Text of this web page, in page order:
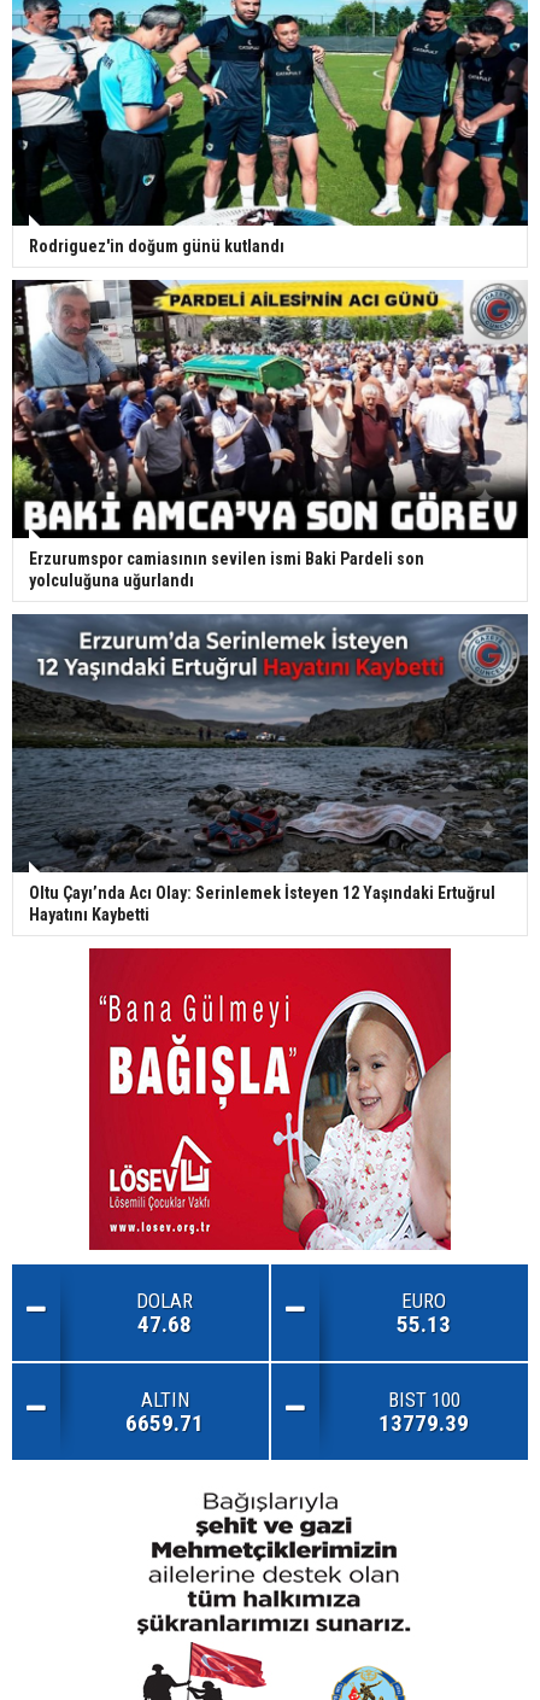
Rodriguez'in doğum günü kutlandı
Erzurumspor camiasının sevilen ismi Baki Pardeli son
yolculuğuna uğurlandı
Oltu Çayı’nda Acı Olay: Serinlemek İsteyen 12 Yaşındaki Ertuğrul
Hayatını Kaybetti
DOLAR
47.68
EURO
55.13
ALTIN
6659.71
BIST 100
13779.39